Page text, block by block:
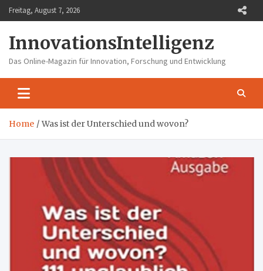
Skip
to
Freitag, August 7, 2026
InnovationsIntelligenz
Das Online-Magazin für Innovation, Forschung und Entwicklung
Home Was ist der Unterschied und wovon?